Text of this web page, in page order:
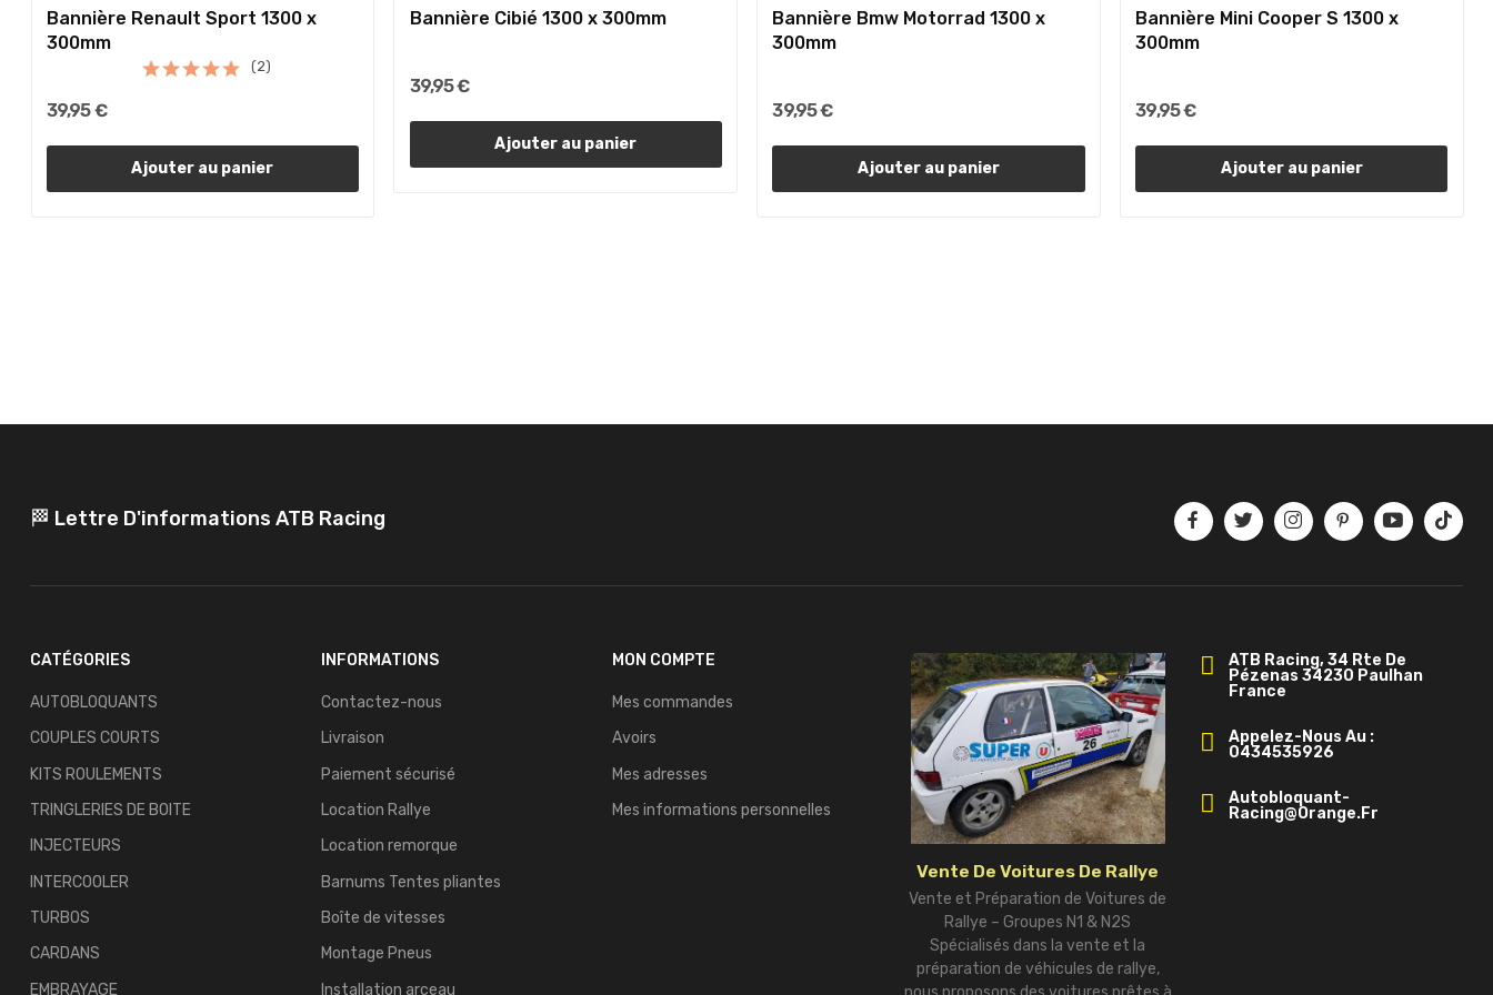
Bannière Renault Sport 1300 x
300mm
(2)
39,95 €
Ajouter au panier
Bannière Cibié 1300 x 300mm
39,95 €
Ajouter au panier
Bannière Bmw Motorrad 1300 x
300mm
39,95 €
Ajouter au panier
Bannière Mini Cooper S 1300 x
300mm
39,95 €
Ajouter au panier
🏁 Lettre D'informations ATB Racing
CATÉGORIES
AUTOBLOQUANTS
COUPLES COURTS
KITS ROULEMENTS
TRINGLERIES DE BOITE
INJECTEURS
INTERCOOLER
TURBOS
CARDANS
EMBRAYAGE
INFORMATIONS
Contactez-nous
Livraison
Paiement sécurisé
Location Rallye
Location remorque
Barnums Tentes pliantes
Boîte de vitesses
Montage Pneus
Installation arceau
MON COMPTE
Mes commandes
Avoirs
Mes adresses
Mes informations personnelles
Vente De Voitures De Rallye
Vente et Préparation de Voitures de
Rallye – Groupes N1 & N2S
Spécialisés dans la vente et la
préparation de véhicules de rallye,
ATB Racing, 34 Rte De
Pézenas 34230 Paulhan
France
Appelez-Nous Au :
0434535926
Autobloquant-
Racing@orange.fr